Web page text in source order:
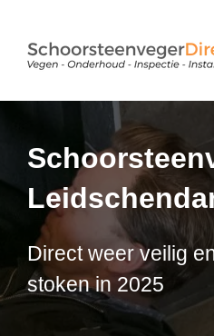
inhoud
Direct weer veilig
stoken in 2025